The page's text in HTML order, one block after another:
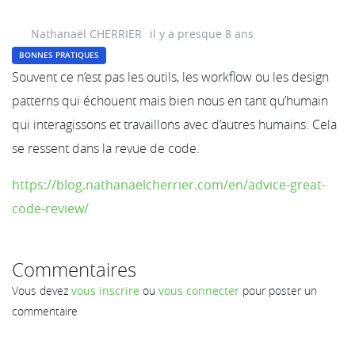
Nathanaël CHERRIER il y a presque 8 ans
BONNES PRATIQUES
Souvent ce n’est pas les outils, les workflow ou les design
patterns qui échouent mais bien nous en tant qu’humain
qui interagissons et travaillons avec d’autres humains. Cela
se ressent dans la revue de code.
https://blog.nathanaelcherrier.com/en/advice-great-
code-review/
Commentaires
Vous devez vous inscrire ou vous connecter pour poster un
commentaire